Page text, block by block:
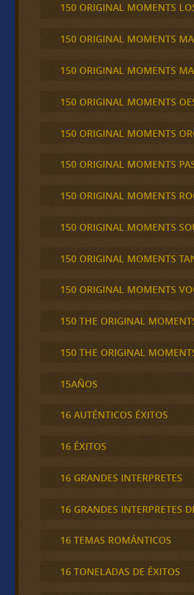
150 ORIGINAL MOMENTS
150 ORIGINAL MOMENTS
150 ORIGINAL MOMENTS
150 ORIGINAL MOMENTS
150 ORIGINAL MOMENTS
150 ORIGINAL MOMENTS
150 ORIGINAL MOMENTS
150 ORIGINAL MOMENTS
150 ORIGINAL MOMENTS
150 ORIGINAL MOMENTS
150 THE ORIGINAL
150 THE ORIGINAL
15AÑOS
16 AUTÉNTICOS ÉXITOS
16 ÉXITOS
16 GRANDES INTERPRETES
16 GRANDES INTERPRETES
16 TEMAS ROMÁNTICOS
16 TONELADAS DE ÉXITOS